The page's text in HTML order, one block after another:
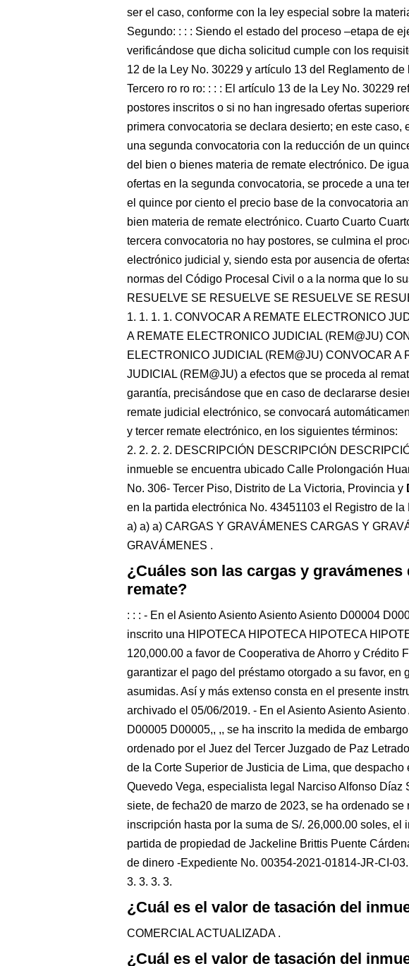
ser el caso, conforme con la ley especial sobre la
Segundo: : : : Siendo el estado del proceso –etapa de
verificándose que dicha solicitud cumple con los
12 de la Ley No. 30229 y artículo 13 del Reglamento de
Tercero ro ro ro: : : : El artículo 13 de la Ley No. 30229
postores inscritos o si no han ingresado ofertas
primera convocatoria se declara desierto; en este caso,
una segunda convocatoria con la reducción de un
del bien o bienes materia de remate electrónico. De
ofertas en la segunda convocatoria, se procede a una
el quince por ciento el precio base de la convocatoria
bien materia de remate electrónico. Cuarto Cuarto
tercera convocatoria no hay postores, se culmina el
electrónico judicial y, siendo esta por ausencia de
normas del Código Procesal Civil o a la norma que lo
RESUELVE SE RESUELVE SE RESUELVE SE
1. 1. 1. 1. CONVOCAR A REMATE ELECTRONICO
A REMATE ELECTRONICO JUDICIAL (REM@JU)
ELECTRONICO JUDICIAL (REM@JU) CONVOCAR A
JUDICIAL (REM@JU) a efectos que se proceda al
garantía, precisándose que en caso de declararse
remate judicial electrónico, se convocará
y tercer remate electrónico, en los siguientes términos:
2. 2. 2. 2. DESCRIPCIÓN DESCRIPCIÓN
inmueble se encuentra ubicado Calle Prolongación
No. 306- Tercer Piso, Distrito de La Victoria, Provincia y
en la partida electrónica No. 43451103 el Registro de
a) a) a) CARGAS Y GRAVÁMENES CARGAS Y
GRAVÁMENES .
¿Cuáles son las cargas y gravámenes
remate?
: : : - En el Asiento Asiento Asiento Asiento D00004
inscrito una HIPOTECA HIPOTECA HIPOTECA
120,000.00 a favor de Cooperativa de Ahorro y Crédito
garantizar el pago del préstamo otorgado a su favor, en
asumidas. Así y más extenso consta en el presente
archivado el 05/06/2019. - En el Asiento Asiento
D00005 D00005,, ,, se ha inscrito la medida de
ordenado por el Juez del Tercer Juzgado de Paz
de la Corte Superior de Justicia de Lima, que despacho
Quevedo Vega, especialista legal Narciso Alfonso Díaz
siete, de fecha20 de marzo de 2023, se ha ordenado
inscripción hasta por la suma de S/. 26,000.00 soles, el
partida de propiedad de Jackeline Brittis Puente
de dinero -Expediente No. 00354-2021-01814-JR-CI-03.
3. 3. 3. 3.
¿Cuál es el valor de tasación del
COMERCIAL ACTUALIZADA .
¿Cuál es el valor de tasación del